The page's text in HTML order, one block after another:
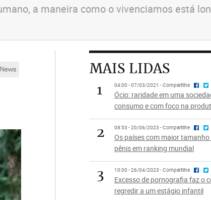
a maneira como o vivenciamos está
MAIS LIDAS
1
04:00 - 07/03/2021 - Compartilhe
Ócio: raridade em uma
consumo e com foco na
2 08:53 - 20/06/2023 - Compartilhe
Os países com maior tamanho
pênis em ranking mundial
3 10:00 - 26/04/2023 - Compartilhe
Excesso de pornografia faz o
regredir a um estágio infantil